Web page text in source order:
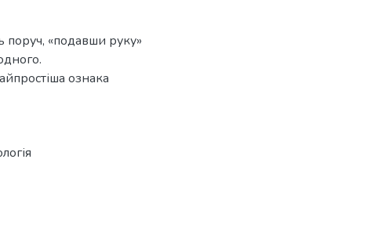
поруч, «подавши руку»
ознака